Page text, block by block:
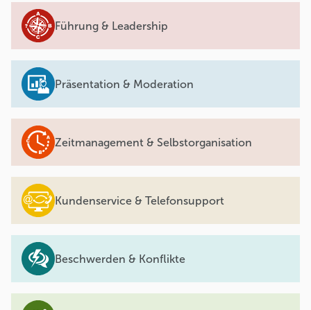
Führung & Leadership
Präsentation & Moderation
Zeitmanagement & Selbstorganisation
Kundenservice & Telefonsupport
Beschwerden & Konflikte